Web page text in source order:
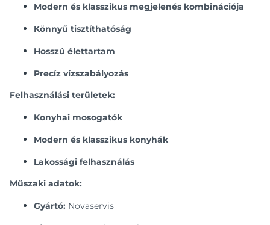
Modern és klasszikus megjelenés kombinációja
Könnyű tisztíthatóság
Hosszú élettartam
Precíz vízszabályozás
Felhasználási területek:
Konyhai mosogatók
Modern és klasszikus konyhák
Lakossági felhasználás
Műszaki adatok:
Gyártó: Novaservis